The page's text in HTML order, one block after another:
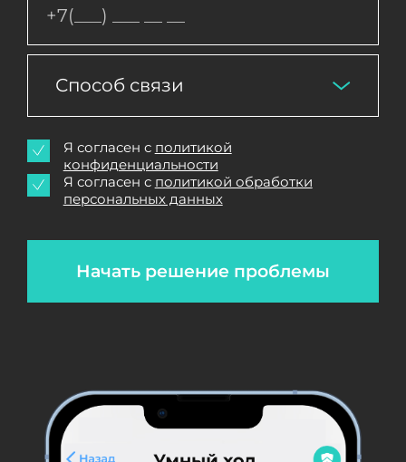
Способ связи
Начать решение проблемы
Я согласен с политикой
конфиденциальности
Я согласен с политикой обработки
персональных данных